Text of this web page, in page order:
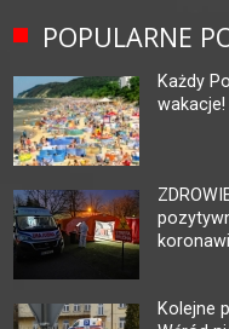
POPULARNE
Każdy
Kolejne